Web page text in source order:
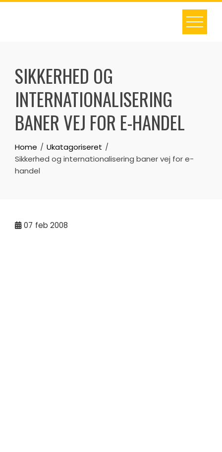
Skip
SIKKERHED OG
INTERNATIONALISERING
BANER VEJ FOR E-HANDEL
Home
Ukatagoriseret
Sikkerhed og internationalisering baner vej for e-
handel
07 feb 2008